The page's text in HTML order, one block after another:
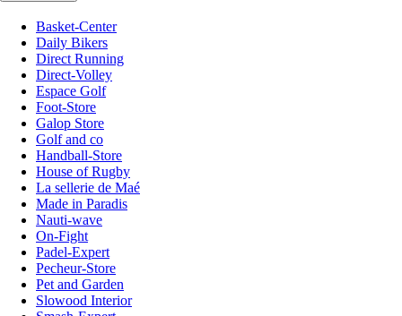
Basket-Center
Daily Bikers
Direct Running
Direct-Volley
Espace Golf
Foot-Store
Galop Store
Golf and co
Handball-Store
House of Rugby
La sellerie de Maé
Made in Paradis
Nauti-wave
On-Fight
Padel-Expert
Pecheur-Store
Pet and Garden
Slowood Interior